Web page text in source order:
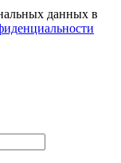
данных в